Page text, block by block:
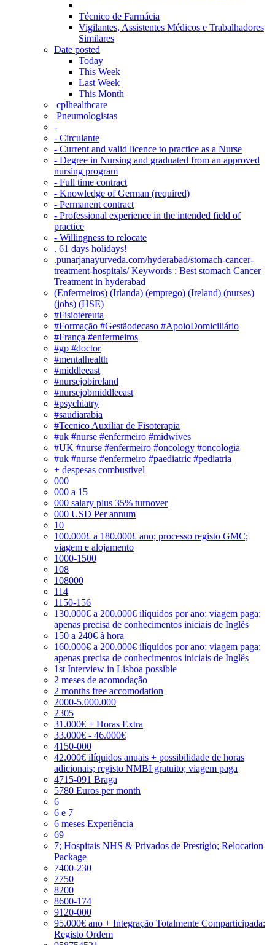
Técnico de Farmácia
Vigilantes, Assistentes Médicos e Trabalhadores
Similares
Date posted
Today
This Week
Last Week
This Month
‎ cplhealthcare‬
Pneumologistas
-
- Circulante
- Current and valid licence to practice as a Nurse
- Degree in Nursing and graduated from an approved
nursing program
- Full time contract
- Knowledge of German (required)
- Permanent contract
- Professional experience in the intended field of
practice
- Willingness to relocate
. 61 days holidays!
.punarjanayurveda.com/hyderabad/stomach-cancer-
treatment-hospitals/ Keywords : Best stomach Cancer
Treatment in hyderabad
(Enfermeiros) (Irlanda) (emprego) (Ireland) (nurses)
(jobs) (HSE)
#Fisiotereuta
#Formação #Gestãodecaso #ApoioDomiciliário
#França #enfermeiros
#gp #doctor
#mentalhealth
#middleeast
#nursejobireland
#nursejobmiddleeast
#psychiatry
#saudiarabia
#Tecnico Auxiliar de Fisoterapia
#uk #nurse #enfermeiro #midwives
#UK #nurse #enfermeiro #oncology #oncologia
#uk #nurse #enfermeiro #paediatric #pediatria
+ despesas combustivel
000
000 a 15
000 salary plus 35% turnover
000 USD Per annum
10
100.000£ a 180.000£ ano; processo registo GMC;
viagem e alojamento
1000-1500
108
108000
114
1150-156
130.000€ a 200.000€ ilíquidos por ano; viagem paga;
apenas precisa de conhecimentos iniciais de Inglês
150 a 240€ à hora
160.000€ a 200.000€ ilíquidos por ano; viagem paga;
apenas precisa de conhecimentos iniciais de Inglês
1st Interview in Lisboa possible
2 meses de acomodação
2 months free accomodation
2000-5.000.000
2305
31.000€ + Horas Extra
33.000€ - 46.000€
4150-000
42.000€ ilíquidos anuais + possibilidade de horas
adicionais; registo NMBI gratuito; viagem paga
4715-091 Braga
5780 Euros per month
6
6 e 7
6 meses Experiência
69
7; Hospitais NHS & Privados de Prestígio; Relocation
Package
7400-230
7750
8200
8600-174
9120-000
95.000€ ano + Integração Totalmente Comparticipada:
Registo Ordem